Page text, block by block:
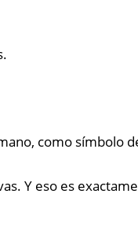
como símbolo
Y eso es